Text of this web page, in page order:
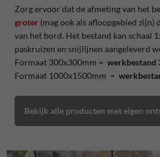
Zorg ervoor dat de afmeting van het
groter(mag ook als afloopgebied zijn)
van het bord. Het bestand kan schaal
paskruizen en snijlijnen aangeleverd
Formaat 300x300mm = werkbestand
Formaat 1000x1500mm =
Bekijk alle producten met eigen